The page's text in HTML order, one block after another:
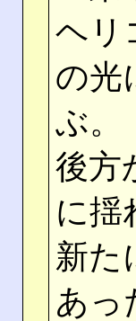
ヘリ
の光
ぶ。
後方
に揺
新た
あっ